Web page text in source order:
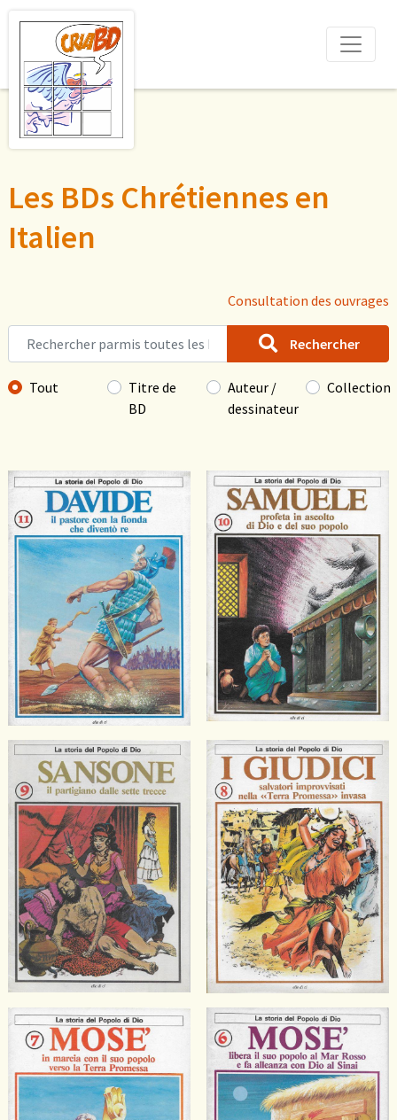
Les BDs Chrétiennes en
Italien
Consultation des ouvrages
Rechercher
Tout
Titre de
BD
Auteur /
dessinateur
Collection